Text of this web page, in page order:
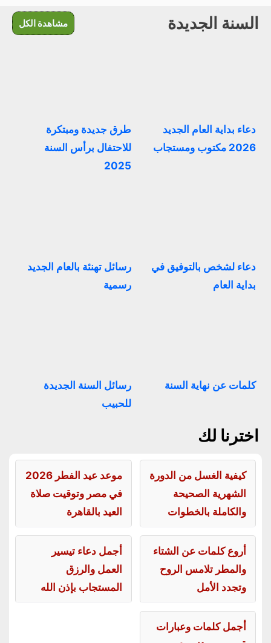
السنة الجديدة مشاهدة الكل
دعاء بداية العام الجديد
2026 مكتوب ومستجاب
طرق جديدة ومبتكرة
للاحتفال برأس السنة
2025
دعاء لشخص بالتوفيق في
بداية العام
رسائل تهنئة بالعام الجديد
رسمية
كلمات عن نهاية السنة
رسائل السنة الجديدة
للحبيب
اخترنا لك
كيفية الغسل من الدورة
الشهرية الصحيحة
والكاملة بالخطوات
موعد عيد الفطر 2026
في مصر وتوقيت صلاة
العيد بالقاهرة
أروع كلمات عن الشتاء
والمطر تلامس الروح
وتجدد الأمل
أجمل دعاء تيسير
العمل والرزق
المستجاب بإذن الله
أجمل كلمات وعبارات